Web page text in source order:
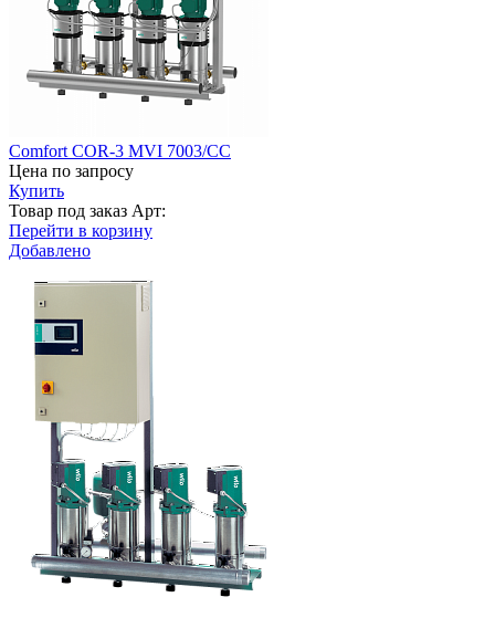
Comfort COR-3 MVI 7003/CC
Цена по запросу
Купить
Товар под заказ Арт:
Перейти в корзину
Добавлено